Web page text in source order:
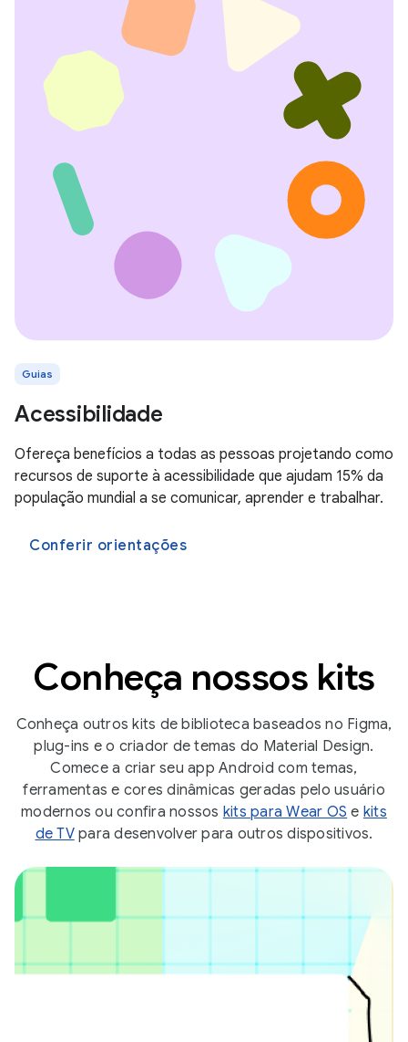
Guias
Acessibilidade
Ofereça benefícios a todas as pessoas projetando como
recursos de suporte à acessibilidade que ajudam 15% da
população mundial a se comunicar, aprender e trabalhar.
Conferir orientações
Conheça nossos kits
Conheça outros kits de biblioteca baseados no Figma,
plug-ins e o criador de temas do Material Design.
Comece a criar seu app Android com temas,
ferramentas e cores dinâmicas geradas pelo usuário
modernos ou confira nossos kits para Wear OS e kits
de TVpara desenvolver para outros dispositivos.